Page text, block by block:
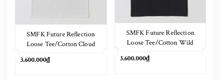
SMFK Future Reflection
Loose Tee/Cotton Cloud
3.600.000₫
SMFK Future Reflection
Loose Tee/Cotton Wild
3.600.000₫